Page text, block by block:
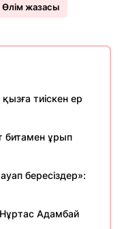
Өлім жазасы
тиіскен ер
битамен ұрып
бересіздер»:
Адамбай